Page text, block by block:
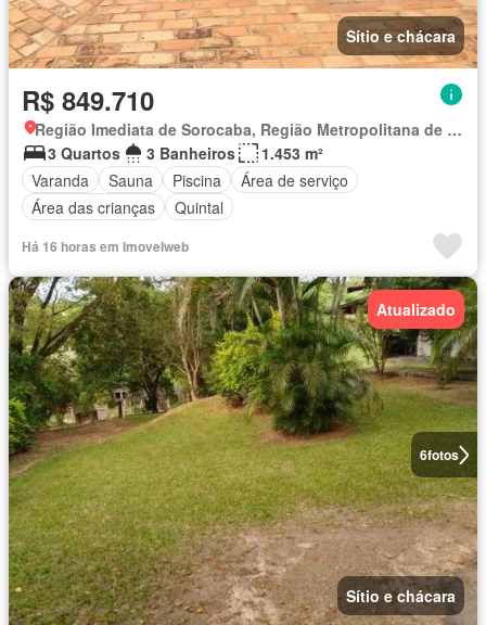
Sítio e chácara
R$ 849.710
Região Imediata de Sorocaba, Região Metropolitana de Sorocaba
3 Quartos
3 Banheiros
1.453 m²
Varanda
Sauna Piscina
Área de serviço
Área das crianças
Quintal
Há 16 horas em Imovelweb
6fotos
Atualizado
Sítio e chácara